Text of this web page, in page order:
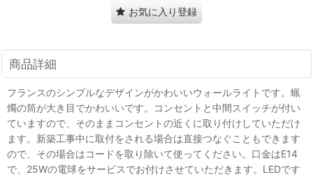
お気に入り登録
商品詳細
フランスのシンプルなデザインがかわいいウォールライトです。蝋
燭の筒が大き目でかわいいです。コンセントと中間スイッチが付い
ていますので、そのままコンセントの近くに取り付けしていただけ
ます。新築工事中に取付をされる場合は直接つなぐこともできます
ので、その場合はコードを取り除いて使ってください。口金はE14
で、25Wの電球をサービスでお付けさせていただきます。LEDです